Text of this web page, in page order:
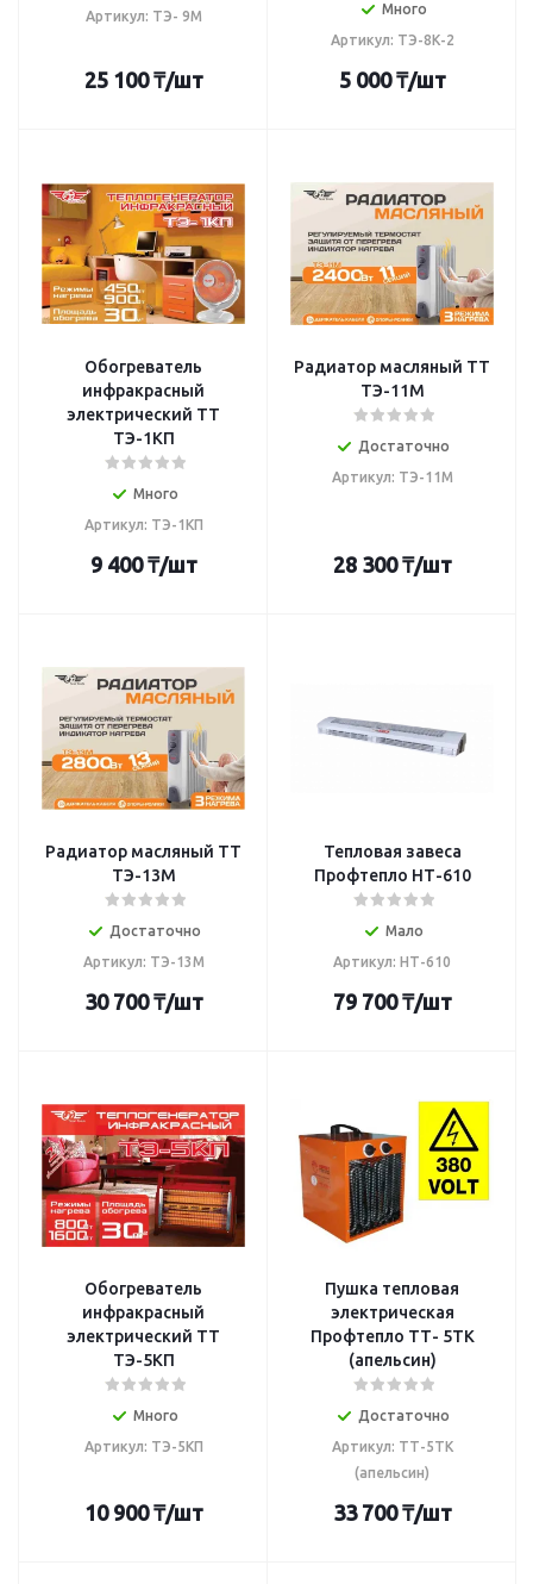
Артикул: ТЭ- 9М
25 100₸/шт
Много
Артикул: ТЭ-8К-2
5 000₸/шт
Обогреватель
инфракрасный
электрический TT
ТЭ-1КП
Много
Артикул: ТЭ-1КП
9 400₸/шт
Радиатор масляный TT
ТЭ-11М
Достаточно
Артикул: ТЭ-11М
28 300₸/шт
Радиатор масляный TT
ТЭ-13М
Достаточно
Артикул: ТЭ-13М
30 700₸/шт
Тепловая завеса
Профтепло НТ-610
Мало
Артикул: НТ-610
79 700₸/шт
Обогреватель
инфракрасный
электрический TT
ТЭ-5КП
Много
Артикул: ТЭ-5КП
10 900₸/шт
Пушка тепловая
электрическая
Профтепло ТТ- 5ТК
(апельсин)
Достаточно
Артикул: ТТ-5ТК
(апельсин)
33 700₸/шт